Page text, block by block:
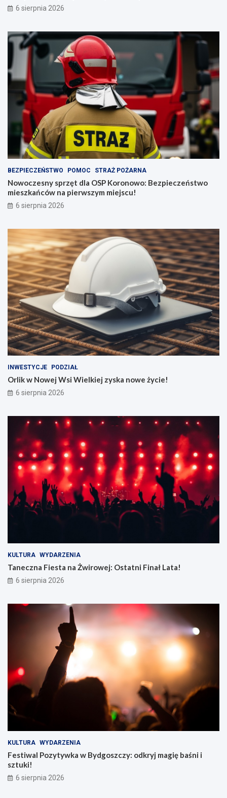
6 sierpnia 2026
BEZPIECZEŃSTWO POMOC STRAŻ POŻARNA
Nowoczesny sprzęt dla OSP Koronowo: Bezpieczeństwo
mieszkańców na pierwszym miejscu!
6 sierpnia 2026
INWESTYCJE PODZIAŁ
Orlik w Nowej Wsi Wielkiej zyska nowe życie!
6 sierpnia 2026
KULTURA WYDARZENIA
Taneczna Fiesta na Żwirowej: Ostatni Finał Lata!
6 sierpnia 2026
KULTURA WYDARZENIA
Festiwal Pozytywka w Bydgoszczy: odkryj magię baśni i
sztuki!
6 sierpnia 2026